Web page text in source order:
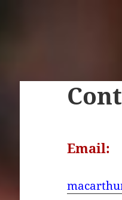
Email: